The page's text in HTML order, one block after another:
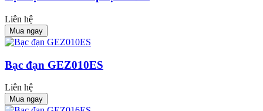
Liên hệ
Mua ngay
Bạc đạn GEZ010ES
Liên hệ
Mua ngay